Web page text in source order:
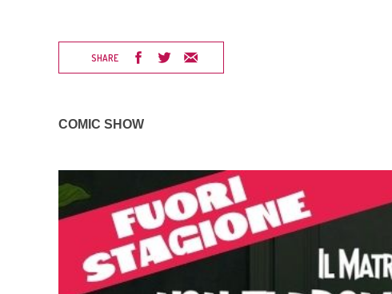
SHARE
COMIC SHOW